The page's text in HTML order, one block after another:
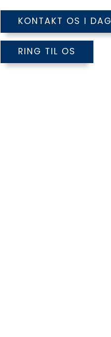
KONTAKT OS I DAG
RING TIL OS